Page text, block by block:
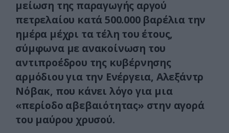
μείωση της παραγωγής αργού
πετρελαίου κατά 500.000 βαρέλια την
ημέρα μέχρι τα τέλη του έτους,
σύμφωνα με ανακοίνωση του
αντιπροέδρου της κυβέρνησης
αρμόδιου για την Ενέργεια, Αλεξάντρ
Νόβακ, που κάνει λόγο για μια
«περίοδο αβεβαιότητας» στην αγορά
του μαύρου χρυσού.